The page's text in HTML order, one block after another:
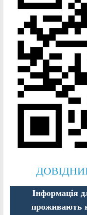
Інформація
проживають